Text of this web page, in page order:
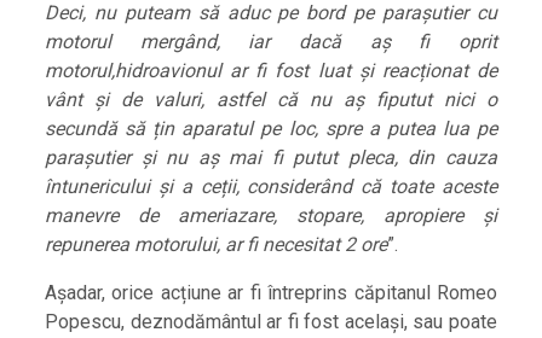
Deci, nu puteam să aduc pe bord pe parașutier cu
motorul mergând, iar dacă aș fi oprit
motorul,hidroavionul ar fi fost luat și reacționat de
vânt și de valuri, astfel că nu aș fiputut nici o
secundă să țin aparatul pe loc, spre a putea lua pe
parașutier și nu aș mai fi putut pleca, din cauza
întunericului și a ceții, considerând că toate aceste
manevre de ameriazare, stopare, apropiere și
repunerea motorului, ar fi necesitat 2 ore”.
Așadar, orice acțiune ar fi întreprins căpitanul Romeo
Popescu, deznodământul ar fi fost același, sau poate